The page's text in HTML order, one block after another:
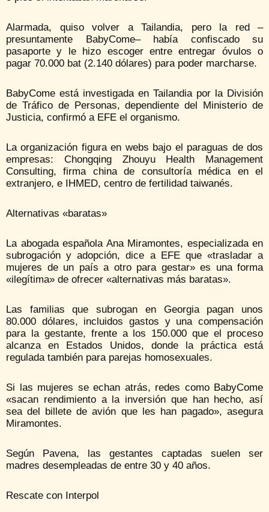
Alarmada, quiso volver a Tailandia, pero la red –
presuntamente BabyCome– había confiscado su
pasaporte y le hizo escoger entre entregar óvulos o
pagar 70.000 bat (2.140 dólares) para poder marcharse.
BabyCome está investigada en Tailandia por la División
de Tráfico de Personas, dependiente del Ministerio de
Justicia, confirmó a EFE el organismo.
La organización figura en webs bajo el paraguas de dos
empresas: Chongqing Zhouyu Health Management
Consulting, firma china de consultoría médica en el
extranjero, e IHMED, centro de fertilidad taiwanés.
Alternativas «baratas»
La abogada española Ana Miramontes, especializada en
subrogación y adopción, dice a EFE que «trasladar a
mujeres de un país a otro para gestar» es una forma
«ilegítima» de ofrecer «alternativas más baratas».
Las familias que subrogan en Georgia pagan unos
80.000 dólares, incluidos gastos y una compensación
para la gestante, frente a los 150.000 que el proceso
alcanza en Estados Unidos, donde la práctica está
regulada también para parejas homosexuales.
Si las mujeres se echan atrás, redes como BabyCome
«sacan rendimiento a la inversión que han hecho, así
sea del billete de avión que les han pagado», asegura
Miramontes.
Según Pavena, las gestantes captadas suelen ser
madres desempleadas de entre 30 y 40 años.
Rescate con Interpol